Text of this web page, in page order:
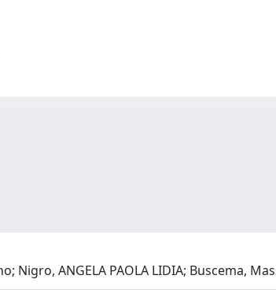
Nigro, ANGELA PAOLA LIDIA; Buscema,